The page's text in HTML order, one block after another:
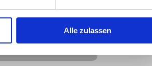
Alle zulassen